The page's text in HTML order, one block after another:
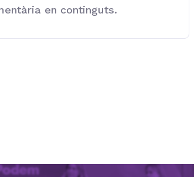
en continguts.